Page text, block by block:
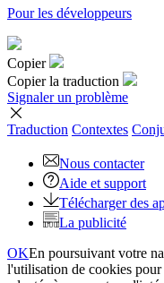
Pour les développeurs
Copier
Copier la traduction
Signaler un problème
Traduction Contextes
Nous contacter
Aide et support
Télécharger des
La publicité
OKEn poursuivant votre
l'utilisation de cookies pour